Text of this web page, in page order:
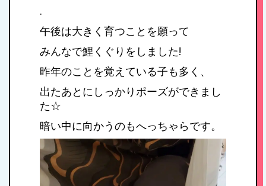
.
午後は大きく育つことを願って
みんなで鯉くぐりをしました!
昨年のことを覚えている子も多く、
出たあとにしっかりポーズができまし
た☆
暗い中に向かうのもへっちゃらです。